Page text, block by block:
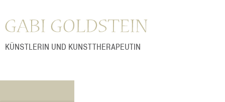
KÜNSTLERIN UND KUNSTTHERAPEUTIN